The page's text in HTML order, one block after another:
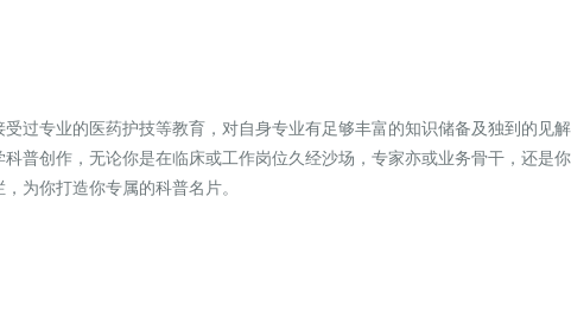
过专业的医药护技等教育，对自身专业有足够丰富的知识储备及独到的见解
普创作，无论你是在临床或工作岗位久经沙场，专家亦或业务骨干，还是
为你打造你专属的科普名片。